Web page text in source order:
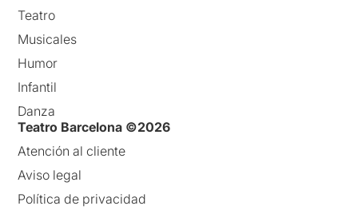
Teatro
Musicales
Humor
Infantil
Danza
Teatro Barcelona ©2026
Atención al cliente
Aviso legal
Política de privacidad